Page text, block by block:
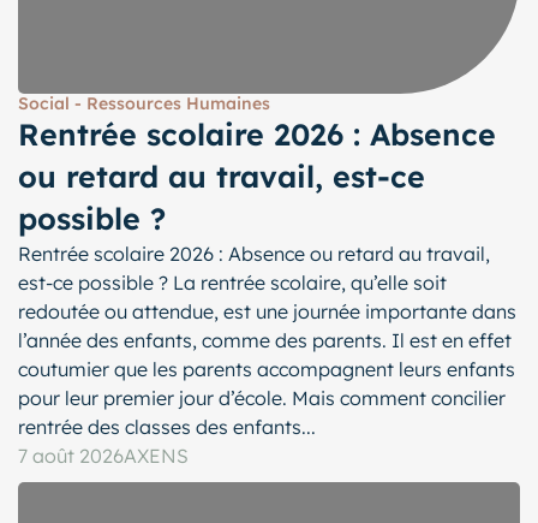
Social - Ressources Humaines
Rentrée scolaire 2026 : Absence
ou retard au travail, est-ce
possible ?
Rentrée scolaire 2026 : Absence ou retard au travail,
est-ce possible ? La rentrée scolaire, qu’elle soit
redoutée ou attendue, est une journée importante dans
l’année des enfants, comme des parents. Il est en effet
coutumier que les parents accompagnent leurs enfants
pour leur premier jour d’école. Mais comment concilier
rentrée des classes des enfants...
7 août 2026AXENS